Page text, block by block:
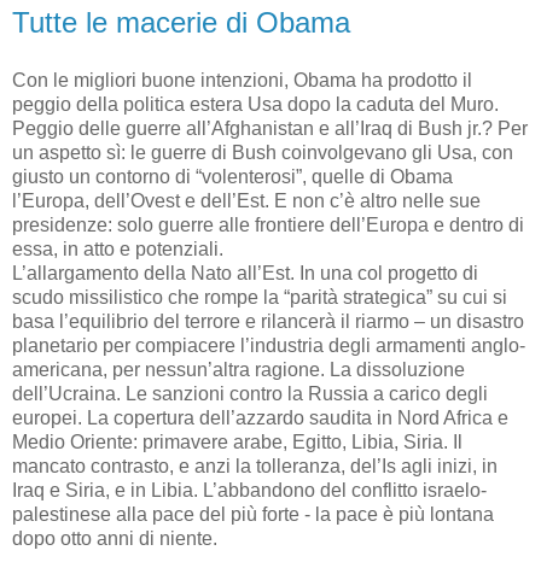
Tutte le macerie di Obama
Con le migliori buone intenzioni, Obama ha prodotto il
peggio della politica estera Usa dopo la caduta del Muro.
Peggio delle guerre all’Afghanistan e all’Iraq di Bush jr.? Per
un aspetto sì: le guerre di Bush coinvolgevano gli Usa, con
giusto un contorno di “volenterosi”, quelle di Obama
l’Europa, dell’Ovest e dell’Est. E non c’è altro nelle sue
presidenze: solo guerre alle frontiere dell’Europa e dentro di
essa, in atto e potenziali.
L’allargamento della Nato all’Est. In una col progetto di
scudo missilistico che rompe la “parità strategica” su cui si
basa l’equilibrio del terrore e rilancerà il riarmo – un disastro
planetario per compiacere l’industria degli armamenti anglo-
americana, per nessun’altra ragione. La dissoluzione
dell’Ucraina. Le sanzioni contro la Russia a carico degli
europei. La copertura dell’azzardo saudita in Nord Africa e
Medio Oriente: primavere arabe, Egitto, Libia, Siria. Il
mancato contrasto, e anzi la tolleranza, del’Is agli inizi, in
Iraq e Siria, e in Libia. L’abbandono del conflitto israelo-
palestinese alla pace del più forte - la pace è più lontana
dopo otto anni di niente.